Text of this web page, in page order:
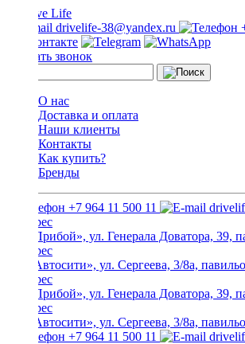
drivelife-38@yandex.ru
Заказать звонок
О нас
Доставка и оплата
Наши клиенты
Контакты
Как купить?
Бренды
+7 964 11 500 11
ТЦ «Прибой», ул. Генерала Доватора, 39,
ТЦ «Автосити», ул. Сергеева, 3/8а,
ТЦ «Прибой», ул. Генерала Доватора, 39,
ТЦ «Автосити», ул. Сергеева, 3/8а,
+7 964 11 500 11